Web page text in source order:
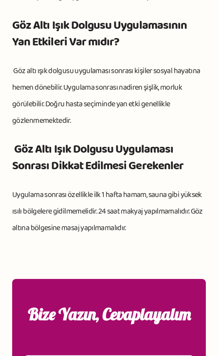
Göz Altı Işık Dolgusu Uygulamasının
Yan Etkileri Var mıdır?
Göz altı ışık dolgusu uygulaması sonrası kişiler sosyal hayatına
hemen dönebilir. Uygulama sonrası nadiren şişlik, morluk
görülebilir. Doğru hasta seçiminde yan etki genellikle
gözlenmemektedir.
Göz Altı Işık Dolgusu Uygulaması
Sonrası Dikkat Edilmesi Gerekenler
Uygulama sonrası özellikle ilk 1 hafta hamam, sauna gibi yüksek
ısılı bölgelere gidilmemelidir. 24 saat makyaj yapılmamalıdır. Göz
altına bölgesine masaj yapılmamalıdır.
Bize Yazın, Cevaplayalım